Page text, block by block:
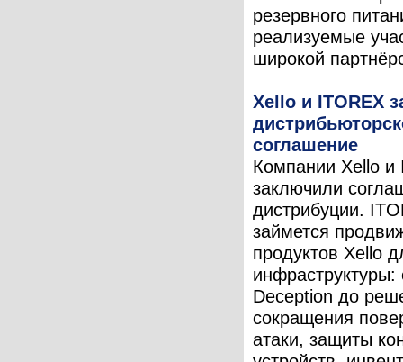
резервного
реализуемые
широкой
Xello и ITOREX
соглашение
Компании Xello и
заключили
дистрибуции.
займется
продуктов Xello
инфраструктуры:
Deception до
сокращения
атаки, защиты